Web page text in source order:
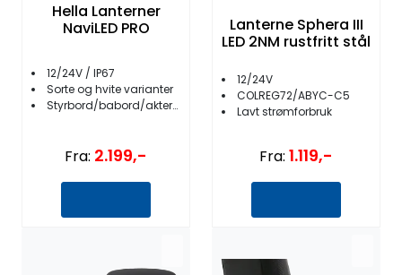
Hella Lanterner
NaviLED PRO
12/24V / IP67
Sorte og hvite varianter
Styrbord/babord/akter/topp/bicolour
Fra: 2.199,-
Lanterne Sphera III
LED 2NM rustfritt stål
12/24V
COLREG72/ABYC-C5
Lavt strømforbruk
Fra: 1.119,-